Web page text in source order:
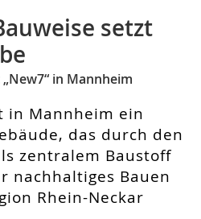
setzt
in Mannheim
in Mannheim ein
das durch den
zentralem Baustoff
nachhaltiges Bauen
Rhein-Neckar